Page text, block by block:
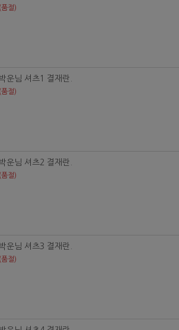
(품절)
박운님 셔츠1 결재란.
(품절)
박운님 셔츠2 결재란.
(품절)
박운님 셔츠3 결재란.
(품절)